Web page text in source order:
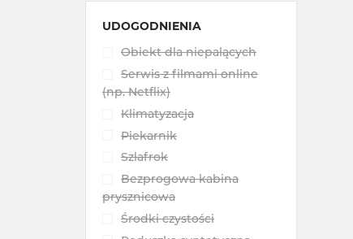
UDOGODNIENIA
Obiekt dla niepalących
Serwis z filmami online
(np. Netflix)
Klimatyzacja
Piekarnik
Szlafrok
Bezprogowa kabina
prysznicowa
Środki czystości